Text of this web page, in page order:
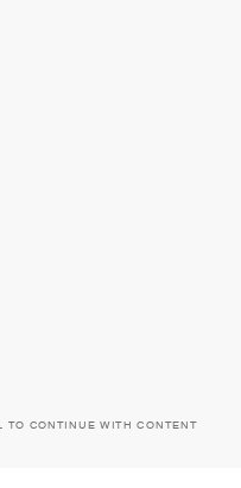
TO CONTINUE WITH CONTENT